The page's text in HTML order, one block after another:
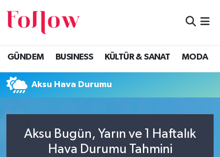
GÜNDEM BUSINESS KÜLTÜR & SANAT MODA
Aksu Hava Durumu
Aksu Bugün, Yarın ve 1 Haftalık
Hava Durumu Tahmini
GÜNDEM
BUSINESS
KÜLTÜR & SANAT
MODA
EĞİTİM
Eskişehir Nöbetçi Eczaneler
Eskişehir Hava Durumu
Eskişehir Namaz Vakitleri
Eskişehir Trafik Yoğunluk Haritası
Süper Lig Puan Durumu ve Fikstür